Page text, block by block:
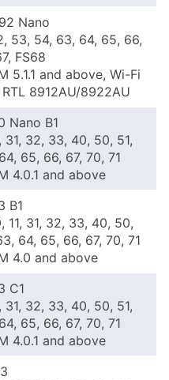
Nano
53, 54, 63, 64, 65, 66,
FS68
5.1.1 and above, Wi-Fi
8912AU/8922AU
Nano B1
31, 32, 33, 40, 50, 51,
65, 66, 67, 70, 71
4.0.1 and above
B1
11, 31, 32, 33, 40, 50,
64, 65, 66, 67, 70, 71
4.0 and above
C1
31, 32, 33, 40, 50, 51,
65, 66, 67, 70, 71
4.0.1 and above